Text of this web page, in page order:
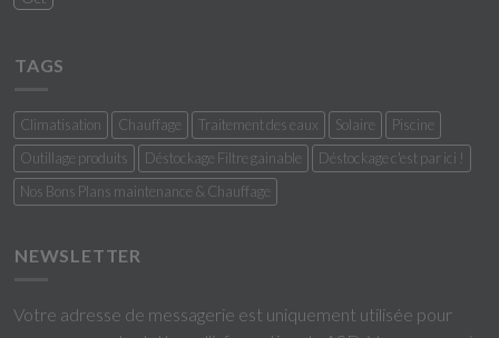
TAGS
Climatisation Chauffage Traitement des eaux Solaire
Piscine
Outillage produits
Déstockage Filtre gainable
Déstockage c'est par ici !
Nos Bons Plans maintenance & Chauffage
NEWSLETTER
Votre adresse de messagerie est uniquement utilisée pour